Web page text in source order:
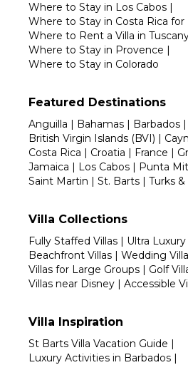
Where to Stay in Los Cabos |
Where to Stay in Costa Rica for
Where to Rent a Villa in
Where to Stay in Provence |
Where to Stay in Colorado
Featured Destinations
Anguilla | Bahamas | Barbados |
British Virgin Islands (BVI) |
Costa Rica | Croatia | France |
Jamaica | Los Cabos | Punta
Saint Martin | St. Barts | Turks &
Villa Collections
Fully Staffed Villas | Ultra Luxury
Beachfront Villas | Wedding
Villas for Large Groups | Golf
Villas near Disney | Accessible
Villa Inspiration
St Barts Villa Vacation Guide |
Luxury Activities in Barbados |